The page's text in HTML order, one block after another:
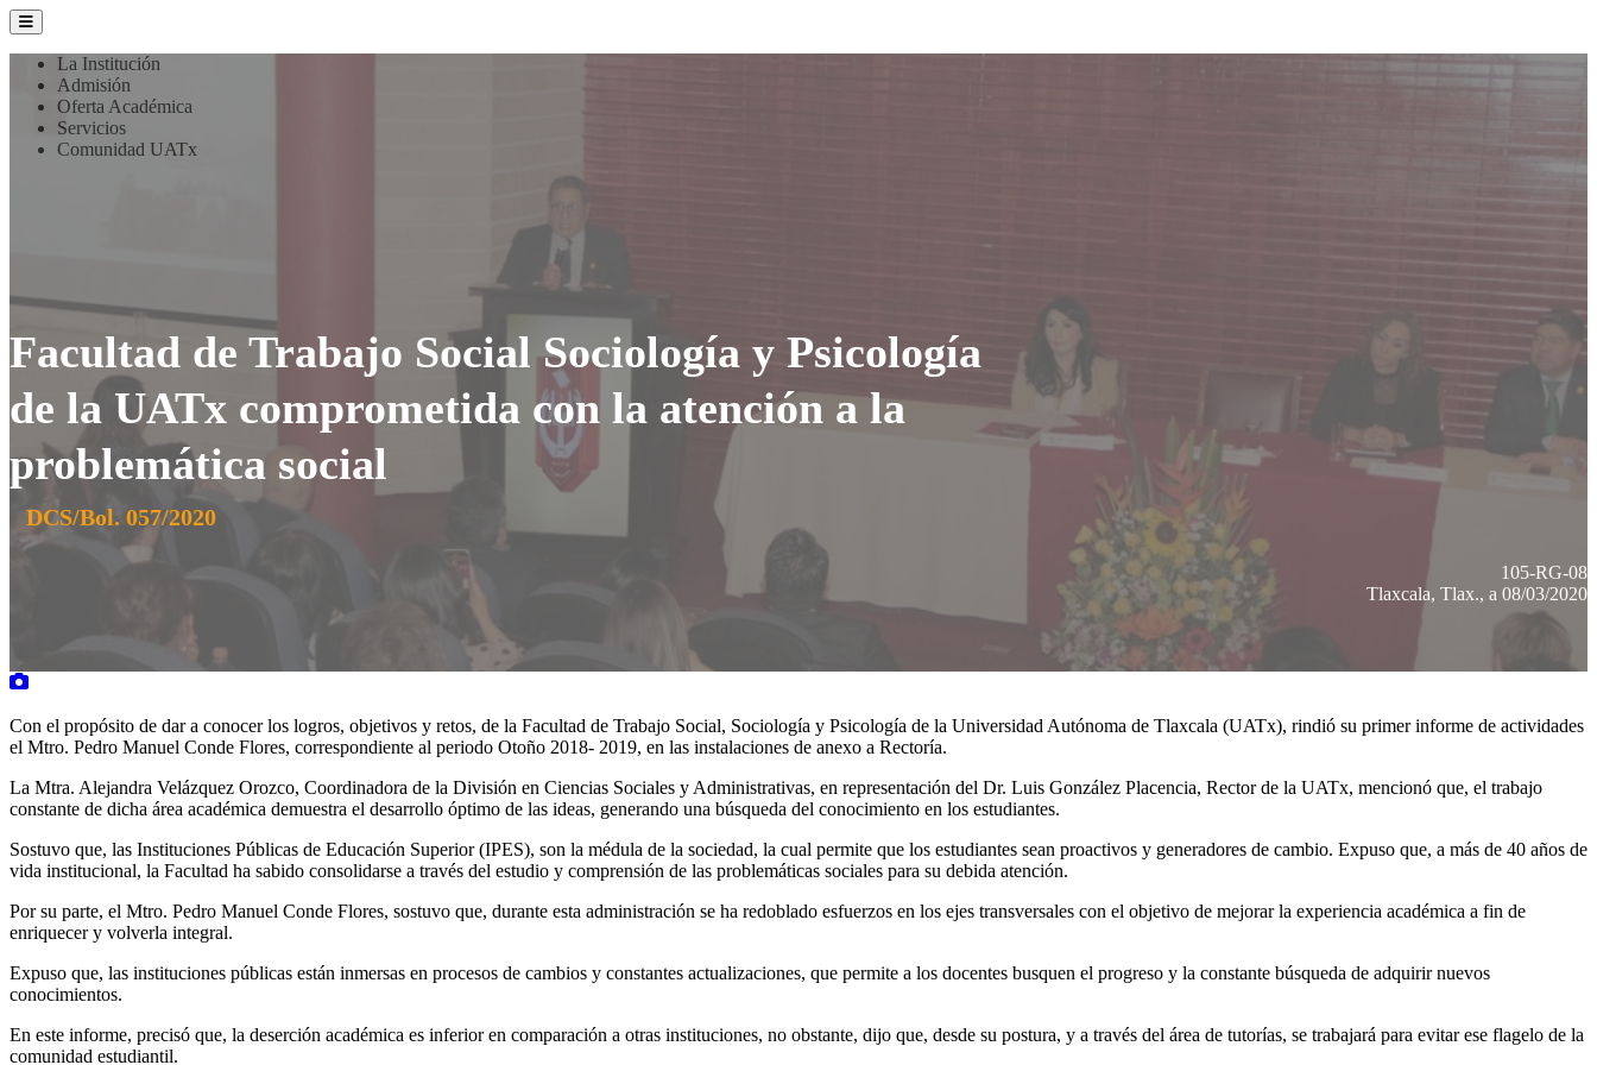
La Institución
Admisión
Oferta Académica
Servicios
Comunidad UATx
Facultad de Trabajo Social Sociología y Psicología
de la UATx comprometida con la atención a la
problemática social
DCS/Bol. 057/2020
105-RG-08
Tlaxcala, Tlax., a 08/03/2020
Con el propósito de dar a conocer los logros, objetivos y retos, de la Facultad de Trabajo Social, Sociología y Psicología de la Universidad Autónoma de Tlaxcala (UATx), rindió su primer informe de actividades
el Mtro. Pedro Manuel Conde Flores, correspondiente al periodo Otoño 2018- 2019, en las instalaciones de anexo a Rectoría.
La Mtra. Alejandra Velázquez Orozco, Coordinadora de la División en Ciencias Sociales y Administrativas, en representación del Dr. Luis González Placencia, Rector de la UATx, mencionó que, el trabajo
constante de dicha área académica demuestra el desarrollo óptimo de las ideas, generando una búsqueda del conocimiento en los estudiantes.
Sostuvo que, las Instituciones Públicas de Educación Superior (IPES), son la médula de la sociedad, la cual permite que los estudiantes sean proactivos y generadores de cambio. Expuso que, a más de 40 años de
vida institucional, la Facultad ha sabido consolidarse a través del estudio y comprensión de las problemáticas sociales para su debida atención.
Por su parte, el Mtro. Pedro Manuel Conde Flores, sostuvo que, durante esta administración se ha redoblado esfuerzos en los ejes transversales con el objetivo de mejorar la experiencia académica a fin de
enriquecer y volverla integral.
Expuso que, las instituciones públicas están inmersas en procesos de cambios y constantes actualizaciones, que permite a los docentes busquen el progreso y la constante búsqueda de adquirir nuevos
conocimientos.
En este informe, precisó que, la deserción académica es inferior en comparación a otras instituciones, no obstante, dijo que, desde su postura, y a través del área de tutorías, se trabajará para evitar ese flagelo de la
comunidad estudiantil.